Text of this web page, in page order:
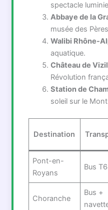
spectacle
Abbaye de la
musée des
Walibi Rhône-
aquatique.
Château de
Révolution
Station de
soleil sur le
Destination
Pont-en-
Royans
Bus
Choranche
Bus +